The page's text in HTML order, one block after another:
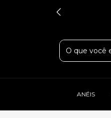
ANÉIS